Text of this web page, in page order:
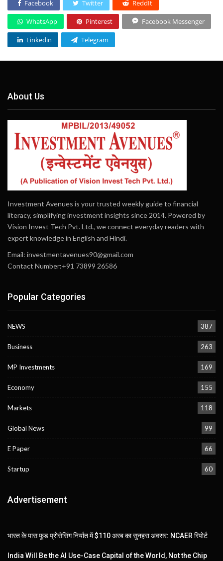
Facebook Twitter ReddIt
WhatsApp Pinterest Facebook Messenger
Linkedin Telegram
About Us
Investment Avenues is your trusted weekly guide to financial
literacy, simplifying investment insights since 2014. Powered by
Vision Invest Tech Pvt. Ltd., we connect everyday readers with
expert knowledge in English and Hindi.
Email: investmentavenues90@gmail.com
Contact Number:+91 73899 26586
Popular Categories
NEWS 387
Business 263
MP Investments 169
Economy 155
Markets 118
Global News 99
E Paper 66
Startup 60
Advertisement
भारत के पास फूड प्रोसेसिंग निर्यात में $110 अरब का सुनहरा अवसर: NCAER रिपोर्ट
India Will Be the AI Use-Case Capital of the World, Not the Chip